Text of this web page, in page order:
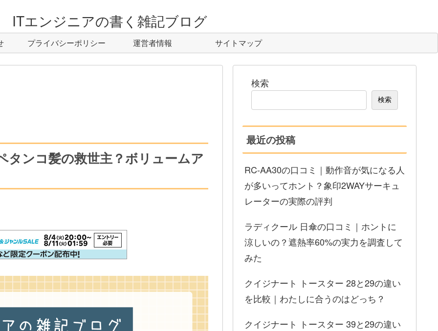
ITエンジニアの書く雑記ブログ
プライバシーポリシー 運営者情報 サイトマップ
ンコ髪の救世主？ボリュームア
検索
検索
最近の投稿
RC-AA30の口コミ｜動作音が気になる人
が多いってホント？象印2WAYサーキュ
レーターの実際の評判
ラディクール 日傘の口コミ｜ホントに
涼しいの？遮熱率60%の実力を調査して
みた
クイジナート トースター 28と29の違い
を比較｜わたしに合うのはどっち？
クイジナート トースター 39と29の違い